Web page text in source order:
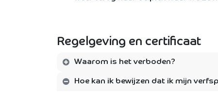
Regelgeving en certificaat
Waarom is het verboden?
Hoe kan ik bewijzen dat ik mijn